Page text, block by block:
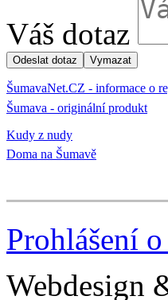
Váš dotaz
ŠumavaNet.CZ - informace o
Šumava - originální produkt
Kudy z nudy
Doma na Šumavě
Prohlášení
Webdesign